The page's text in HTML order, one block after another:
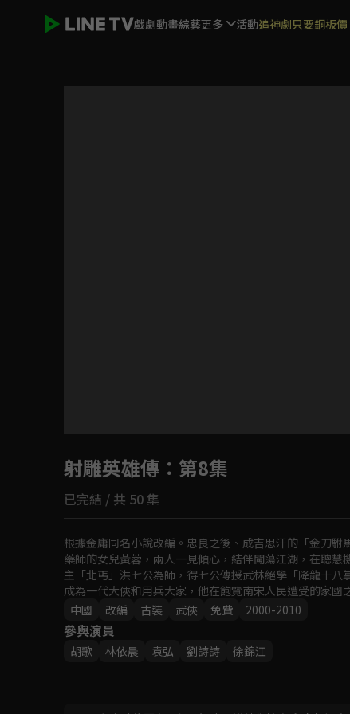
戲劇動畫綜藝更多 活動追神劇只要銅板價
如有不便請見諒
射雕英雄傳 ：第8集
已完結 / 共 50 集
根據金庸同名小說改編。忠良之後、成吉思汗的「金刀
藥師的女兒黃蓉，兩人一見傾心，結伴闖蕩江湖，在聰
主「北丐」洪七公為師，得七公傳授武林絕學「降龍十
成為一代大俠和用兵大家，他在飽覽南宋人民遭受的家
為上華山論劍、救襄陽國難、為國為民、充滿浩然正氣的
中國
改編 古裝 武俠 免費 2000-2010
參與演員
胡歌 林依晨 袁弘 劉詩詩 徐錦江